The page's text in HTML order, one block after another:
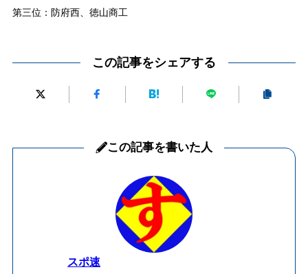
第三位：防府西、徳山商工
この記事をシェアする
この記事を書いた人
スポ速